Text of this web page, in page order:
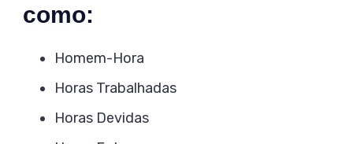
como:
Homem-Hora
Horas Trabalhadas
Horas Devidas